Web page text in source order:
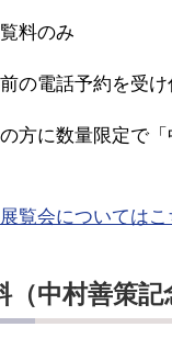
料のみ
の電話予約を受
方に数量限定で「
覧会についてはこ
（中村善策記